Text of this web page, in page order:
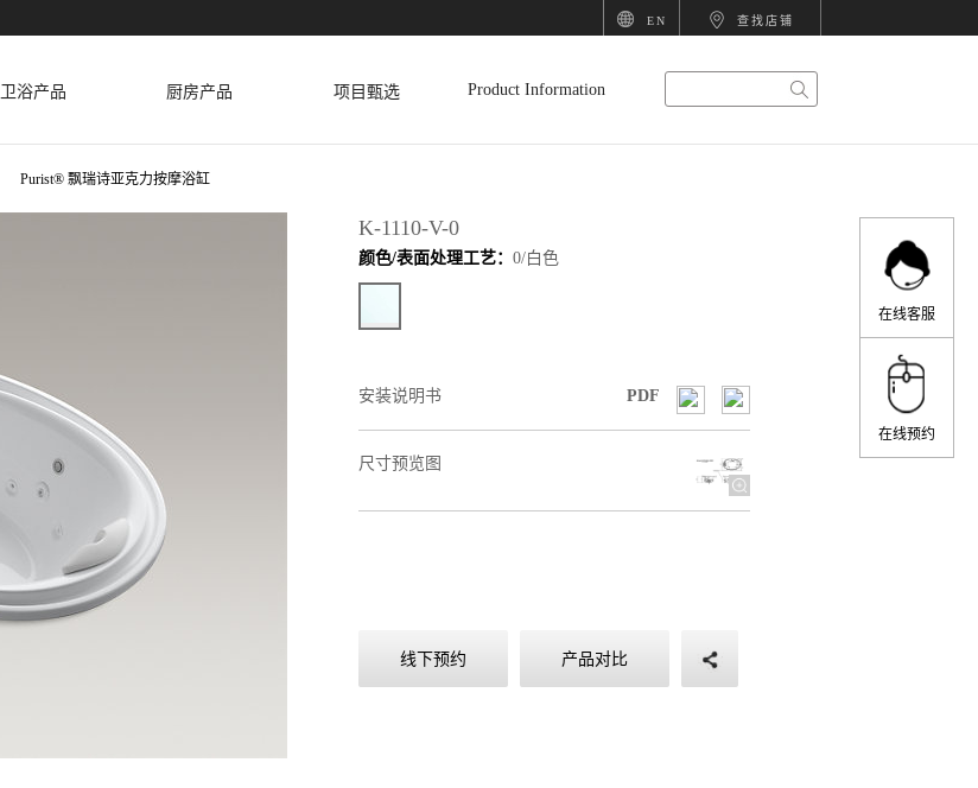
EN 查找店铺
卫浴产品 厨房产品 项目甄选 Product Information
Purist® 飘瑞诗亚克力按摩浴缸
K-1110-V-0
颜色/表面处理工艺： 0/白色
安装说明书 PDF
尺寸预览图
线下预约 产品对比
在线客服
在线预约